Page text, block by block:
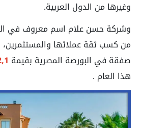
وغيرها من الدول العربية.
وشركة حسن علام اسم معروف في
من كسب ثقة عملائها
صفقة في البورصة المصرية بقيمة 2,1
هذا العام .